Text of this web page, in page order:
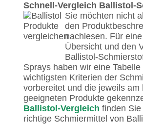
Schnell-Vergleich Ballistol-
Sie möchten nicht
den
nachlesen. Für
Übersicht und den
Ballistol-
Sprays haben wir eine Tabelle
wichtigsten Kriterien der
vorbereitet und die jeweils am
geeigneten Produkte
Ballistol-Vergleich finden
richtige Schmiermittel von